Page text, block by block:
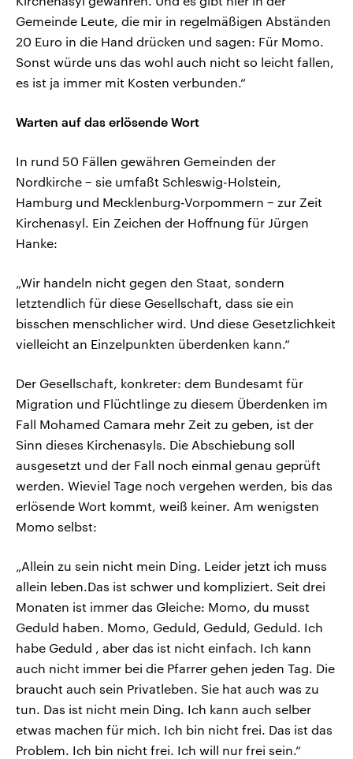
Gemeinde Leute, die mir in regelmäßigen Abständen
20 Euro in die Hand drücken und sagen: Für Momo.
Sonst würde uns das wohl auch nicht so leicht fallen,
es ist ja immer mit Kosten verbunden.“
Warten auf das erlösende Wort
In rund 50 Fällen gewähren Gemeinden der
Nordkirche − sie umfaßt Schleswig-Holstein,
Hamburg und Mecklenburg-Vorpommern − zur Zeit
Kirchenasyl. Ein Zeichen der Hoffnung für Jürgen
Hanke:
„Wir handeln nicht gegen den Staat, sondern
letztendlich für diese Gesellschaft, dass sie ein
bisschen menschlicher wird. Und diese Gesetzlichkeit
vielleicht an Einzelpunkten überdenken kann.“
Der Gesellschaft, konkreter: dem Bundesamt für
Migration und Flüchtlinge zu diesem Überdenken im
Fall Mohamed Camara mehr Zeit zu geben, ist der
Sinn dieses Kirchenasyls. Die Abschiebung soll
ausgesetzt und der Fall noch einmal genau geprüft
werden. Wieviel Tage noch vergehen werden, bis das
erlösende Wort kommt, weiß keiner. Am wenigsten
Momo selbst:
„Allein zu sein nicht mein Ding. Leider jetzt ich muss
allein leben.Das ist schwer und kompliziert. Seit drei
Monaten ist immer das Gleiche: Momo, du musst
Geduld haben. Momo, Geduld, Geduld, Geduld. Ich
habe Geduld , aber das ist nicht einfach. Ich kann
auch nicht immer bei die Pfarrer gehen jeden Tag. Die
braucht auch sein Privatleben. Sie hat auch was zu
tun. Das ist nicht mein Ding. Ich kann auch selber
etwas machen für mich. Ich bin nicht frei. Das ist das
Problem. Ich bin nicht frei. Ich will nur frei sein.“